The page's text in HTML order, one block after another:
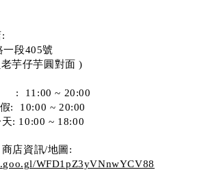
一段405號
芋仔芋圓對面 )
:  11:00 ~ 20:00
:  10:00 ~ 20:00
: 10:00 ~ 18:00
店資訊/地圖:
WFD1pZ3yVNnwYCV88